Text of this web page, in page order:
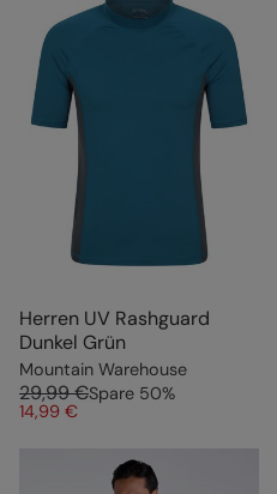
Herren UV Rashguard
Dunkel Grün
Mountain Warehouse
29,99 €Spare 50%
14,99 €